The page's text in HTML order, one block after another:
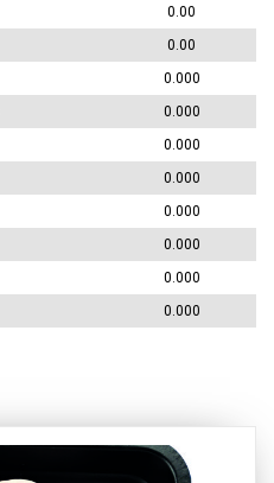
0.00
0.00
0.000
0.000
0.000
0.000
0.000
0.000
0.000
0.000